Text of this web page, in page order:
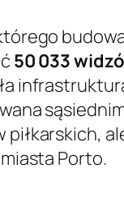
50 033
Porto.